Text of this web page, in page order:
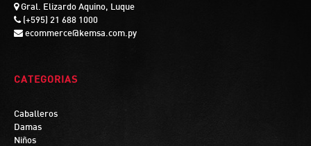
Gral. Elizardo Aquino, Luque
(+595) 21 688 1000
ecommerce@kemsa.com.py
CATEGORIAS
Caballeros
Damas
Niños